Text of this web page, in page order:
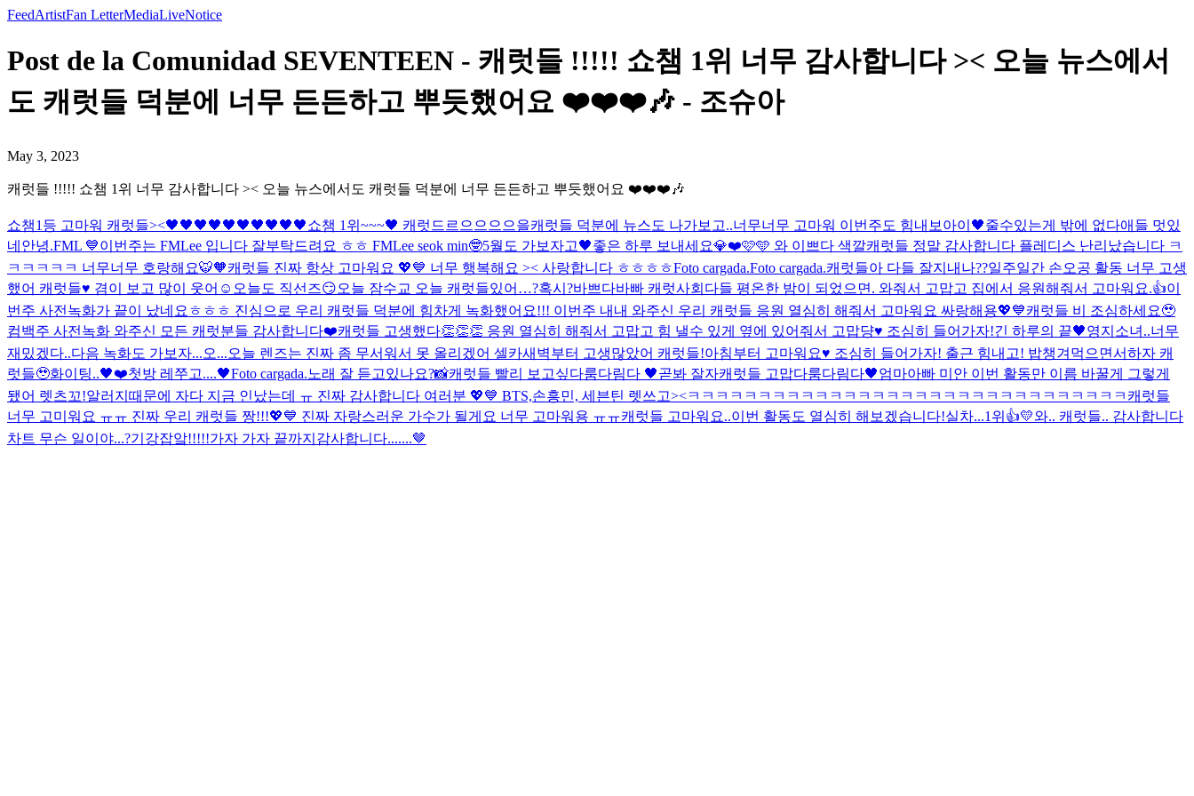
FeedArtistFan LetterMediaLiveNotice
Post de la Comunidad SEVENTEEN - 캐럿들 !!!!! 쇼챔 1위 너무 감사합니다 >< 오늘 뉴스에서
도 캐럿들 덕분에 너무 든든하고 뿌듯했어요 ❤️❤️❤️🎶 - 조슈아
May 3, 2023
캐럿들 !!!!! 쇼챔 1위 너무 감사합니다 >< 오늘 뉴스에서도 캐럿들 덕분에 너무 든든하고 뿌듯했어요 ❤️❤️❤️🎶
쇼챔1등 고마워 캐럿들><🖤🖤🖤🖤🖤🖤🖤🖤🖤🖤쇼챔 1위~~~🖤 캐럿드르으으으으을캐럿들 덕분에 뉴스도 나가보고..너무너무 고마워 이번주도 힘내보아이🖤줄수있는게 밖에 없다애들 멋있
네 안녕.FML 💙이번주는 FMLee 입니다 잘부탁드려요 ㅎㅎ FMLee seok min🤓5월도 가보자고🖤좋은 하루 보내세요💎❤️🩷🩵 와 이쁘다 색깔캐럿들 정말 감사합니다 플레디스 난리났습니다 ㅋ
ㅋㅋㅋㅋㅋ 너무너무 호랑해요🐯🧡캐럿들 진짜 항상 고마워요 💖💙 너무 행복해요 >< 사랑합니다 ㅎㅎㅎㅎFoto cargada.Foto cargada.캐럿들아 다들 잘지내나??일주일간 손오공 활동 너무 고생
했어 캐럿들♥️ 겸이 보고 많이 웃어☺️ 오늘도 직선즈😏오늘 잠수교 오늘 캐럿들있어…?혹시?바쁘다바빠 캐럿사회 다들 평온한 밤이 되었으면. 와줘서 고맙고 집에서 응원해줘서 고마워요.👍이
번주 사전녹화가 끝이 났네요ㅎㅎㅎ 진심으로 우리 캐럿들 덕분에 힘차게 녹화했어요!!! 이번주 내내 와주신 우리 캐럿들 응원 열심히 해줘서 고마워요 싸랑해용💖💙캐럿들 비 조심하세요🥹
컴백주 사전녹화 와주신 모든 캐럿분들 감사합니다❤️캐럿들 고생했다👏👏👏 응원 열심히 해줘서 고맙고 힘 낼수 있게 옆에 있어줘서 고맙댱♥️ 조심히 들어가자!긴 하루의 끝🖤영지소녀..너무
재밌겠다..다음 녹화도 가보자...오...오늘 렌즈는 진짜 좀 무서워서 못 올리겠어 셀카새벽부터 고생많았어 캐럿들!아침부터 고마워요♥️ 조심히 들어가자! 출근 힘내고! 밥챙겨먹으면서하자 캐
럿들🥹화이팅..🖤❤️첫방 레쭈고....🖤Foto cargada.노래 잘 듣고있나요?📸캐럿들 빨리 보고싶다룸다림다 🖤곧봐 잘자캐럿들 고맙다룸다림다🖤엄마아빠 미안 이번 활동만 이름 바꿀게 그렇게
됐어 렛츠꼬!알러지때문에 자다 지금 인났는데 ㅠ 진짜 감사합니다 여러분 💖💙 BTS,손흥민, 세븐틴 렛쓰고><ㅋㅋㅋㅋㅋㅋㅋㅋㅋㅋㅋㅋㅋㅋㅋㅋㅋㅋㅋㅋㅋㅋㅋㅋㅋㅋㅋㅋㅋㅋㅋ 캐럿들
너무 고미워요 ㅠㅠ 진짜 우리 캐럿들 짱!!!💖💙 진짜 자랑스러운 가수가 될게요 너무 고마워용 ㅠㅠ캐럿들 고마워요..이번 활동도 열심히 해보겠습니다!실차...1위👍💛와.. 캐럿들.. 감사합니다
차트 무슨 일이야...?기강잡앜!!!!!가자 가자 끝까지 감사합니다.......🤎